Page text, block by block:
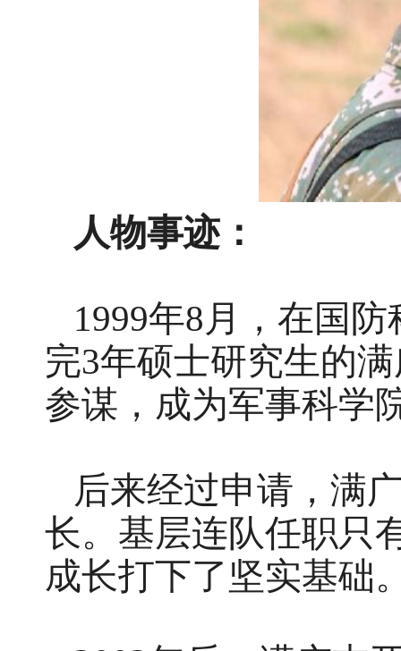
人物事迹：
1999年8月，在国
完3年硕士研究生的
参谋，成为军事科学
后来经过申请，满
长。基层连队任职只
成长打下了坚实基础